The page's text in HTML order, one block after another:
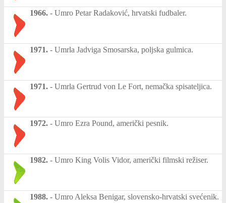
1966. - Umro Petar Radaković, hrvatski fudbaler.
1971. - Umrla Jadviga Smosarska, poljska gulmica.
1971. - Umrla Gertrud von Le Fort, nemačka spisateljica.
1972. - Umro Ezra Pound, američki pesnik.
1982. - Umro King Volis Vidor, američki filmski režiser.
1988. - Umro Aleksa Benigar, slovensko-hrvatski svećenik.